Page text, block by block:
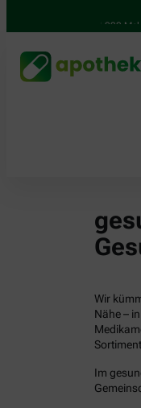
4.000 Mal
Wir
Nähe –
Sortiment.
Im